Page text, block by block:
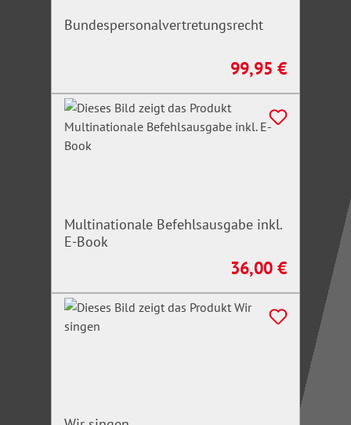
Bundespersonalvertretungsrecht
Regulärer Preis:
99,95 €
Multinationale Befehlsausgabe inkl.
E-Book
Regulärer Preis:
36,00 €